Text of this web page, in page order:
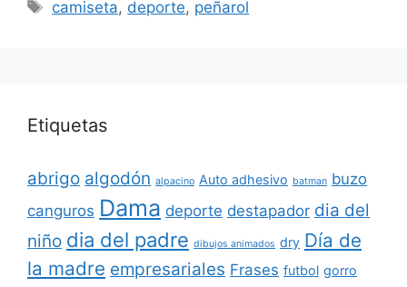
camiseta, deporte, peñarol
Etiquetas
abrigo algodón alpacino Auto adhesivo batman buzo
canguros Dama deporte destapador dia del
niño dia del padre dibujos animados dry Día de
la madre empresariales Frases futbol gorro